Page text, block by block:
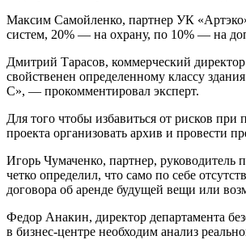
Максим Самойленко, партнер УК
систем, 20% — на охрану, по 10% — на
Дмитрий Тарасов, коммерческий
свойственен определенному классу
С», — прокомментировал эксперт.
Для того чтобы избавиться от рисков
проекта организовать архив и провести
Игорь Чумаченко, партнер,
четко определил, что само по себе
договора об аренде будущей вещи или
Федор Анакин, директор департамента
в бизнес-центре необходим анализ